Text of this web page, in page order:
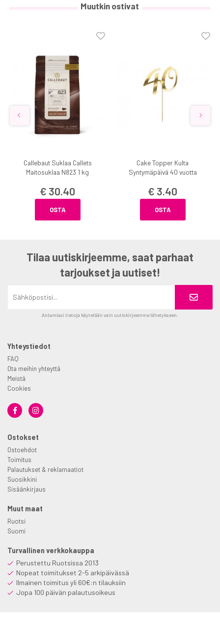
Muutkin ostivat
Callebaut Suklaa Callets
Maitosuklaa N823 1 kg
€ 30.40
OSTA
Cake Topper Kulta
Syntymäpäivä 40 vuotta
€ 3.40
OSTA
Tilaa uutiskirjeemme, saat parhaat
tarjoukset ja uutiset!
Antamiasi tietoja käytetään vain uutiskirjeemme lähetykseen.
Yhteystiedot
FAQ
Ota meihin yhteyttä
Meistä
Cookies
Ostokset
Ostoehdot
Toimitus
Palautukset & reklamaatiot
Suosikkini
Sisäänkirjaus
Muut maat
Ruotsi
Suomi
Turvallinen verkkokauppa
Perustettu Ruotsissa 2013
Nopeat toimitukset 2-5 arkipäivässä
Ilmainen toimitus yli 60€:n tilauksiin
Jopa 100 päivän palautusoikeus